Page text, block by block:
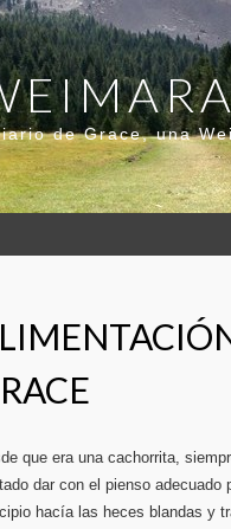
de Grace, una
que era una cachorrita,
dar con el pienso adecuado
hacía las heces blandas y